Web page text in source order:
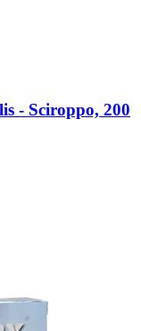
-​ Sciroppo, 200